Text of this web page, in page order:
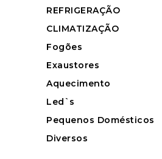
REFRIGERAÇÃO
CLIMATIZAÇÃO
Fogões
Exaustores
Aquecimento
Led`s
Pequenos Domésticos
Diversos